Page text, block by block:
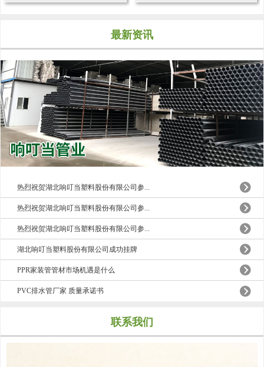
最新资讯
热烈祝贺湖北响叮当塑料股份有限公司参...
热烈祝贺湖北响叮当塑料股份有限公司参...
热烈祝贺湖北响叮当塑料股份有限公司参...
湖北响叮当塑料股份有限公司成功挂牌
PPR家装管管材市场机遇是什么
PVC排水管厂家 质量承诺书
联系我们